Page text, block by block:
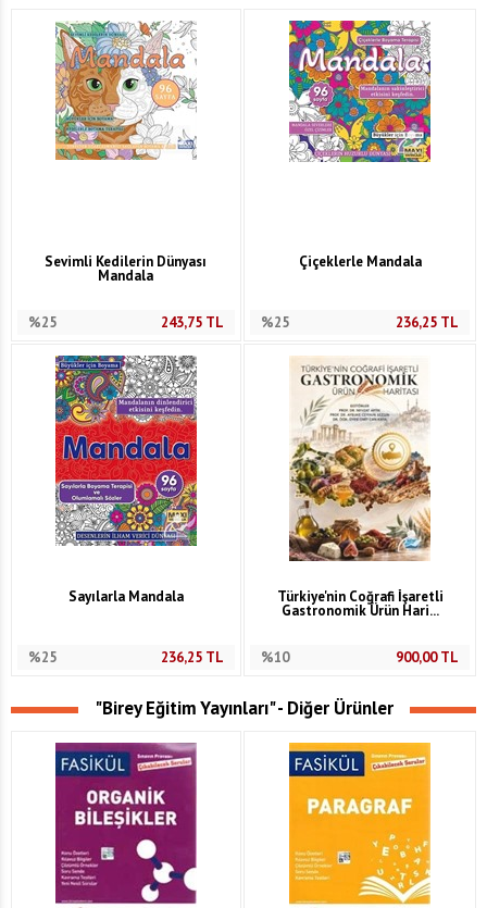
Sevimli Kedilerin Dünyası
Mandala
%25 243,75TL
Çiçeklerle Mandala
%25 236,25 TL
Sayılarla Mandala
%25 236,25TL
Türkiye'nin Coğrafi İşaretli
Gastronomik Ürün Hari...
%10 900,00TL
"Birey Eğitim Yayınları" - Diğer Ürünler